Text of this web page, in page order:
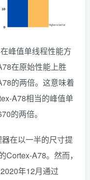
峰值单线程性能方
在原始性能上胜
的两倍。这意味着
A78相当的峰值单
的两倍。
在以一半的尺寸提
A78。然而，
年12月通过